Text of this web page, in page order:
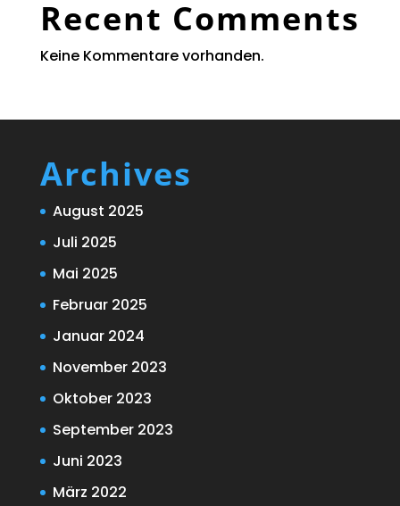
Recent Comments
Keine Kommentare vorhanden.
Archives
August 2025
Juli 2025
Mai 2025
Februar 2025
Januar 2024
November 2023
Oktober 2023
September 2023
Juni 2023
März 2022